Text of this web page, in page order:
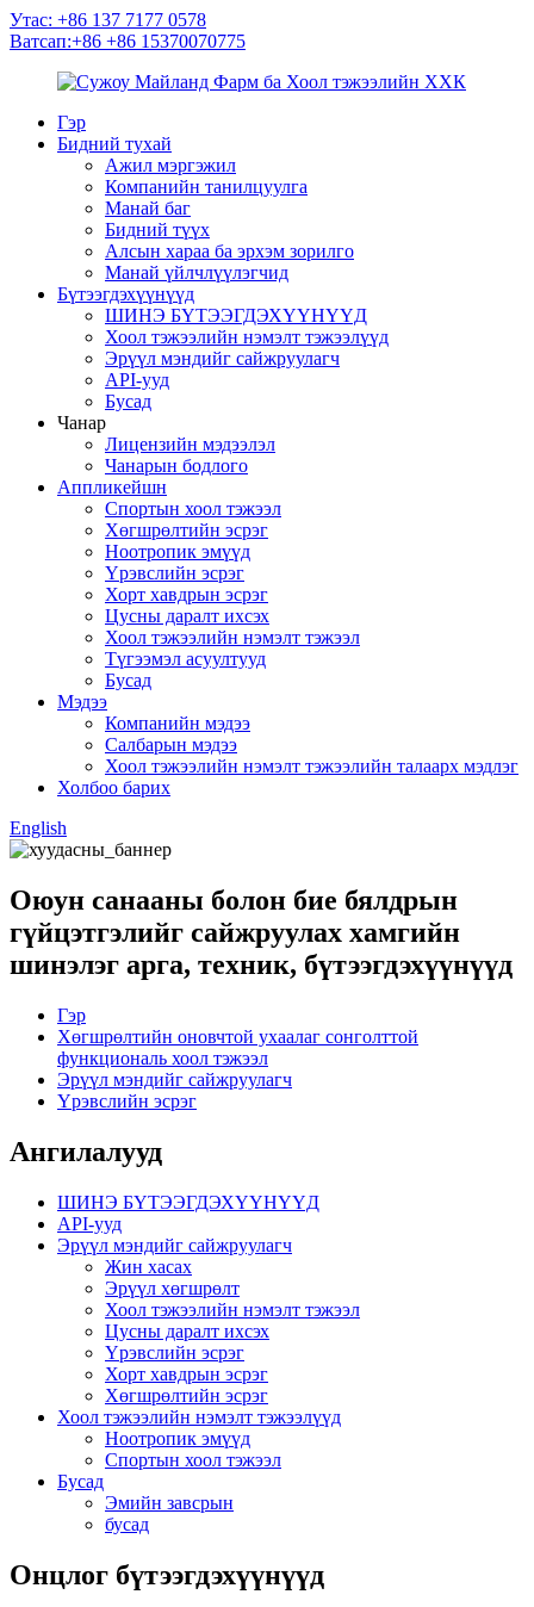
Утас: +86 137 7177 0578
Ватсап:+86 +86 15370070775
Гэр
Бидний тухай
Ажил мэргэжил
Компанийн танилцуулга
Манай баг
Бидний түүх
Алсын хараа ба эрхэм зорилго
Манай үйлчлүүлэгчид
Бүтээгдэхүүнүүд
ШИНЭ БҮТЭЭГДЭХҮҮНҮҮД
Хоол тэжээлийн нэмэлт тэжээлүүд
Эрүүл мэндийг сайжруулагч
API-ууд
Бусад
Чанар
Лицензийн мэдээлэл
Чанарын бодлого
Аппликейшн
Спортын хоол тэжээл
Хөгшрөлтийн эсрэг
Ноотропик эмүүд
Үрэвслийн эсрэг
Хорт хавдрын эсрэг
Цусны даралт ихсэх
Хоол тэжээлийн нэмэлт тэжээл
Түгээмэл асуултууд
Бусад
Мэдээ
Компанийн мэдээ
Салбарын мэдээ
Хоол тэжээлийн нэмэлт тэжээлийн талаарх мэдлэг
Холбоо барих
English
Оюун санааны болон бие бялдрын
гүйцэтгэлийг сайжруулах хамгийн
шинэлэг арга, техник, бүтээгдэхүүнүүд
Гэр
Хөгшрөлтийн оновчтой ухаалаг сонголттой
функциональ хоол тэжээл
Эрүүл мэндийг сайжруулагч
Үрэвслийн эсрэг
Ангилалууд
ШИНЭ БҮТЭЭГДЭХҮҮНҮҮД
API-ууд
Эрүүл мэндийг сайжруулагч
Жин хасах
Эрүүл хөгшрөлт
Хоол тэжээлийн нэмэлт тэжээл
Цусны даралт ихсэх
Үрэвслийн эсрэг
Хорт хавдрын эсрэг
Хөгшрөлтийн эсрэг
Хоол тэжээлийн нэмэлт тэжээлүүд
Ноотропик эмүүд
Спортын хоол тэжээл
Бусад
Эмийн завсрын
бусад
Онцлог бүтээгдэхүүнүүд